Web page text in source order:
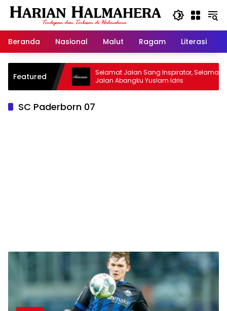
Langsung
Beranda
Nasional Malut Ragam Literasi
Featured
Warisan
Selamat Jalan Sang Inspirator, Selamat
Jalan Abangku Yuslam Idris
SC Paderborn 07